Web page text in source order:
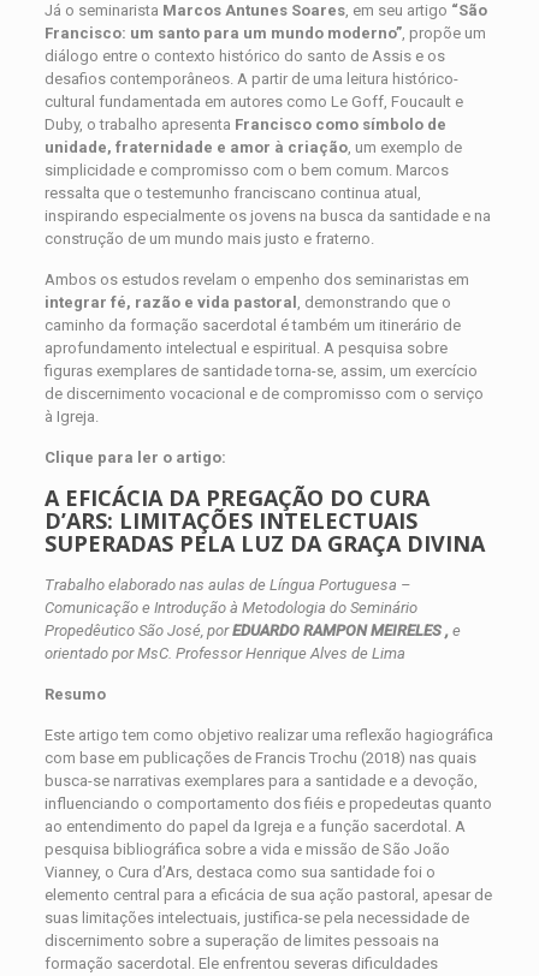
Já o seminarista Marcos Antunes Soares, em seu artigo “São
Francisco: um santo para um mundo moderno”, propõe um
diálogo entre o contexto histórico do santo de Assis e os
desafios contemporâneos. A partir de uma leitura histórico-
cultural fundamentada em autores como Le Goff, Foucault e
Duby, o trabalho apresenta Francisco como símbolo de
unidade, fraternidade e amor à criação, um exemplo de
simplicidade e compromisso com o bem comum. Marcos
ressalta que o testemunho franciscano continua atual,
inspirando especialmente os jovens na busca da santidade e na
construção de um mundo mais justo e fraterno.
Ambos os estudos revelam o empenho dos seminaristas em
integrar fé, razão e vida pastoral , demonstrando que o
caminho da formação sacerdotal é também um itinerário de
aprofundamento intelectual e espiritual. A pesquisa sobre
figuras exemplares de santidade torna-se, assim, um exercício
de discernimento vocacional e de compromisso com o serviço
à Igreja.
Clique para ler o artigo:
A EFICÁCIA DA PREGAÇÃO DO CURA
D’ARS: LIMITAÇÕES INTELECTUAIS
SUPERADAS PELA LUZ DA GRAÇA DIVINA
Trabalho elaborado nas aulas de Língua Portuguesa –
Comunicação e Introdução à Metodologia do Seminário
Propedêutico São José, porEDUARDO RAMPON MEIRELES , e
orientado por MsC. Professor Henrique Alves de Lima
Resumo
Este artigo tem como objetivo realizar uma reflexão hagiográfica
com base em publicações de Francis Trochu (2018) nas quais
busca-se narrativas exemplares para a santidade e a devoção,
influenciando o comportamento dos fiéis e propedeutas quanto
ao entendimento do papel da Igreja e a função sacerdotal. A
pesquisa bibliográfica sobre a vida e missão de São João
Vianney, o Cura d’Ars, destaca como sua santidade foi o
elemento central para a eficácia de sua ação pastoral, apesar de
suas limitações intelectuais, justifica-se pela necessidade de
discernimento sobre a superação de limites pessoais na
formação sacerdotal. Ele enfrentou severas dificuldades